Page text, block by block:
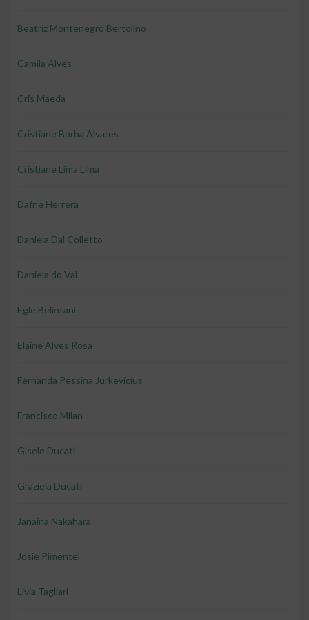
Beatriz Montenegro Bertolino
Camila Alves
Cris Maeda
Cristiane Borba Alvares
Cristiane Lima Lima
Dafne Herrera
Daniela Dal Colletto
Daniela do Val
Egle Belintani
Elaine Alves Rosa
Fernanda Pessina Jurkevicius
Francisco Milan
Gisele Ducati
Graziela Ducati
Janaina Nakahara
Josie Pimentel
Livia Tagliari